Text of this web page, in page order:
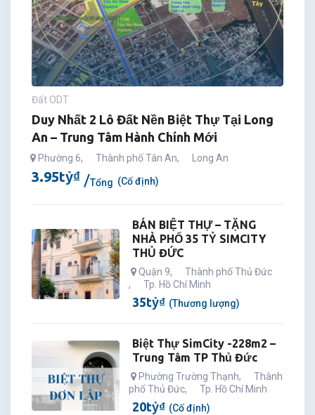
Đất ODT
Duy Nhất 2 Lô Đất Nền Biệt Thự Tại Long
An – Trung Tâm Hành Chính Mới
Phường 6, Thành phố Tân An, Long An
3.95tỷ₫ Tổng (Cố định)
BÁN BIỆT THỰ – TẶNG
NHÀ PHỐ 35 TỶ SIMCITY
THỦ ĐỨC
Quận 9,
Thành phố Thủ Đức
,
Tp. Hồ Chí Minh
35tỷ₫ (Thương lượng)
Biệt Thự SimCity -228m2 –
Trung Tâm TP Thủ Đức
Phường Trường Thạnh,
Thành
phố Thủ Đức, Tp. Hồ Chí Minh
20tỷ₫ (Cố định)